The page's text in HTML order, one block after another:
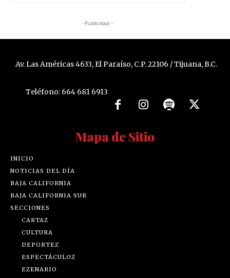
-Publicidad -
Av. Las Américas 4633, El Paraíso, C.P. 22106 / Tijuana, B.C.
Teléfono: 664 681 6913
Mapa de Sitio
INICIO
NOTICIAS DEL DÍA
BAJA CALIFORNIA
BAJA CALIFORNIA SUR
SECCIONES
CARTAZ
CULTURA
DEPORTEZ
ESPECTÁCULOZ
EZENARIO